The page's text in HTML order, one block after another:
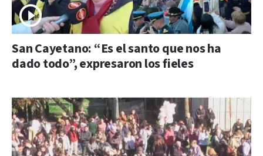
San Cayetano: “Es el santo que nos ha
dado todo”, expresaron los fieles